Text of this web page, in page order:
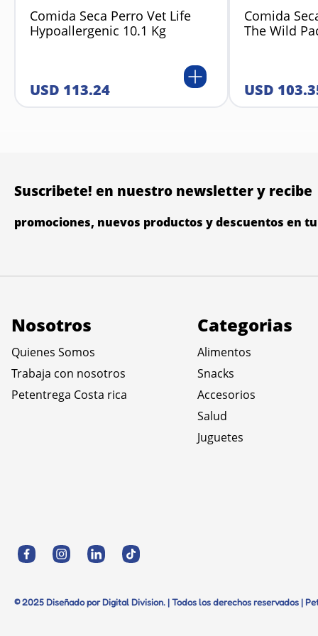
Comida Seca Perro Vet Life
Hypoallergenic 10.1 Kg
USD 113.24
Comida
The Wild
USD 103.
Suscribete! en nuestro newsletter y recibe
promociones, nuevos productos y descuentos en
Nosotros
Quienes Somos
Trabaja con nosotros
Petentrega Costa rica
Categorias
Alimentos
Snacks
Accesorios
Salud
Juguetes
© 2025 Diseñado por Digital Division. | Todos los derechos reservados |